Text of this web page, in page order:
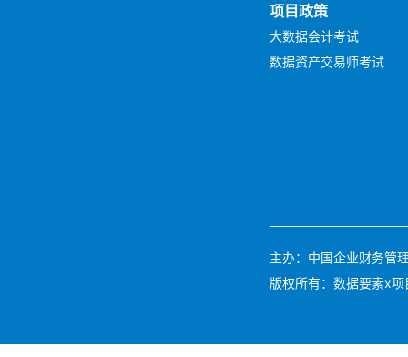
项目政策
大数据会计考试
数据资产交易师考试
主办：中国企业财务
版权所有：数据要素x